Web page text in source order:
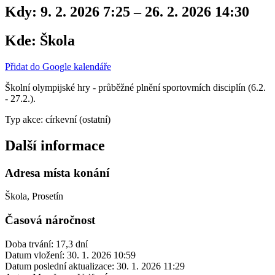
Kdy: 9. 2. 2026 7:25 – 26. 2. 2026 14:30
Kde: Škola
Přidat do Google kalendáře
Školní olympijské hry - průběžné plnění sportovmích disciplín (6.2.
- 27.2.).
Typ akce: církevní (ostatní)
Další informace
Adresa místa konání
Škola, Prosetín
Časová náročnost
Doba trvání: 17,3 dní
Datum vložení: 30. 1. 2026 10:59
Datum poslední aktualizace: 30. 1. 2026 11:29